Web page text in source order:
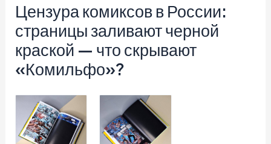
Цензура комиксов в России:
страницы заливают черной
краской — что скрывают
«Комильфо»?